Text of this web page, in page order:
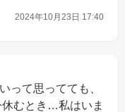
2024年10月23日 17:40
って思ってても、
むとき…私はいま